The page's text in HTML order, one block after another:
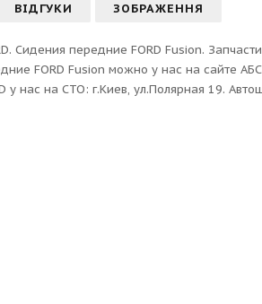
ВІДГУКИ ЗОБРАЖЕННЯ
Сидения передние FORD Fusion.
FORD Fusion можно у нас на сайте
у нас на СТО: г.Киев, ул.Полярная 19.